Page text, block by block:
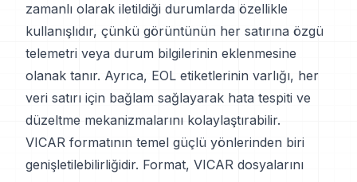
zamanlı olarak iletildiği durumlarda özellikle
kullanışlıdır, çünkü görüntünün her satırına özgü
telemetri veya durum bilgilerinin eklenmesine
olanak tanır. Ayrıca, EOL etiketlerinin varlığı, her
veri satırı için bağlam sağlayarak hata tespiti ve
düzeltme mekanizmalarını kolaylaştırabilir.
VICAR formatının temel güçlü yönlerinden biri
genişletilebilirliğidir. Format, VICAR dosyalarını